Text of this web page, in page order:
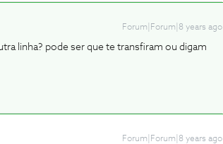
Forum|Forum|8 years ago
linha? pode ser que te transfiram ou digam
Forum|Forum|8 years ago